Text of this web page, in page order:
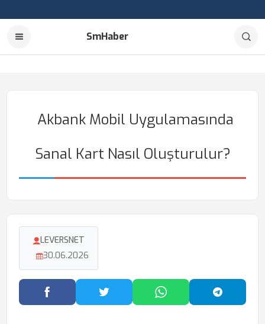
SmHaber
Akbank Mobil Uygulamasında
Sanal Kart Nasıl Oluşturulur?
LEVERSNET
30.06.2026
Facebook'ta PaylaşTwitter'da PaylaşWhatsApp'ta Paylaş